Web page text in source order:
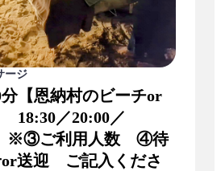
ージ
【恩納村のビーチor
18:30／20:00／
ご利用人数 ④待
or送迎 ご記入くださ